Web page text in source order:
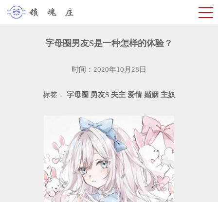
字母圈男友S是一种怎样的体验？
时间：2020年10月28日
标签： 字母圈 男友S 夫主 爱情 婚姻 主奴